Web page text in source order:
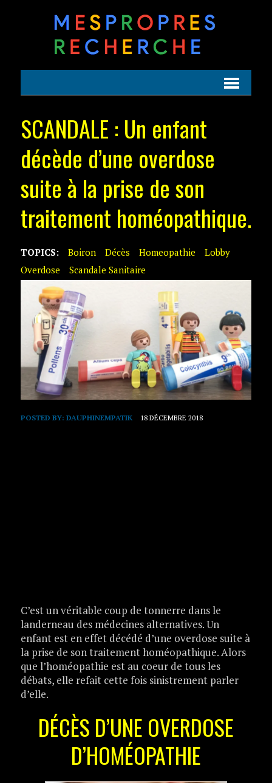
SCANDALE : Un enfant
décède d’une overdose
suite à la prise de son
traitement homéopathique.
TOPICS: Boiron Décès Homeopathie
Lobby
Overdose
Scandale Sanitaire
POSTED BY: DAUPHINEMPATIK 18 DÉCEMBRE 2018
C’est un véritable coup de tonnerre dans le
landerneau des médecines alternatives. Un
enfant est en effet décédé d’une overdose suite à
la prise de son traitement homéopathique. Alors
que l’homéopathie est au coeur de tous les
débats, elle refait cette fois sinistrement parler
d’elle.
DÉCÈS D’UNE OVERDOSE
D’HOMÉOPATHIE